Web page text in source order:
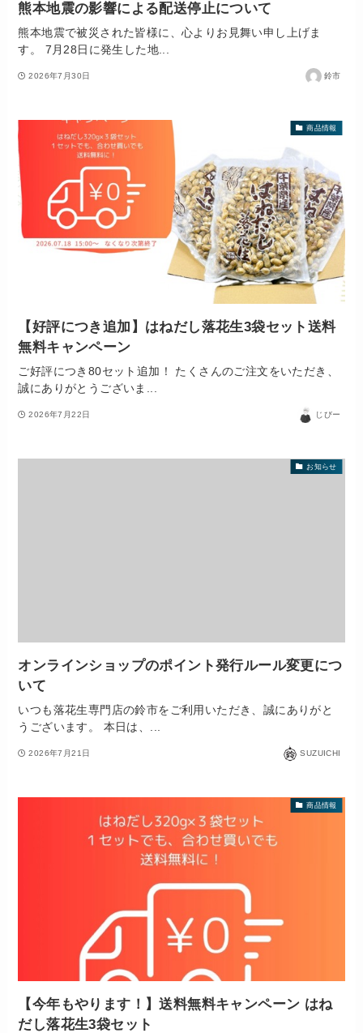
熊本地震の影響による配送停止について
熊本地震で被災された皆様に、心よりお見舞い申し上げま
す。 7月28日に発生した地...
2026年7月30日 鈴市
商品情報
【好評につき追加】はねだし落花生3袋セット送料
無料キャンペーン
ご好評につき80セット追加！ たくさんのご注文をいただき、
誠にありがとうございま...
2026年7月22日 じびー
お知らせ
オンラインショップのポイント発行ルール変更につ
いて
いつも落花生専門店の鈴市をご利用いただき、誠にありがと
うございます。 本日は、...
2026年7月21日 SUZUICHI
商品情報
【今年もやります！】送料無料キャンペーン はね
だし落花生3袋セット